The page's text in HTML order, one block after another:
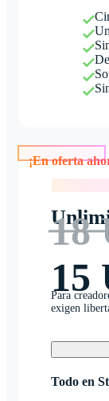
18
15
Para
exigen
Todo en